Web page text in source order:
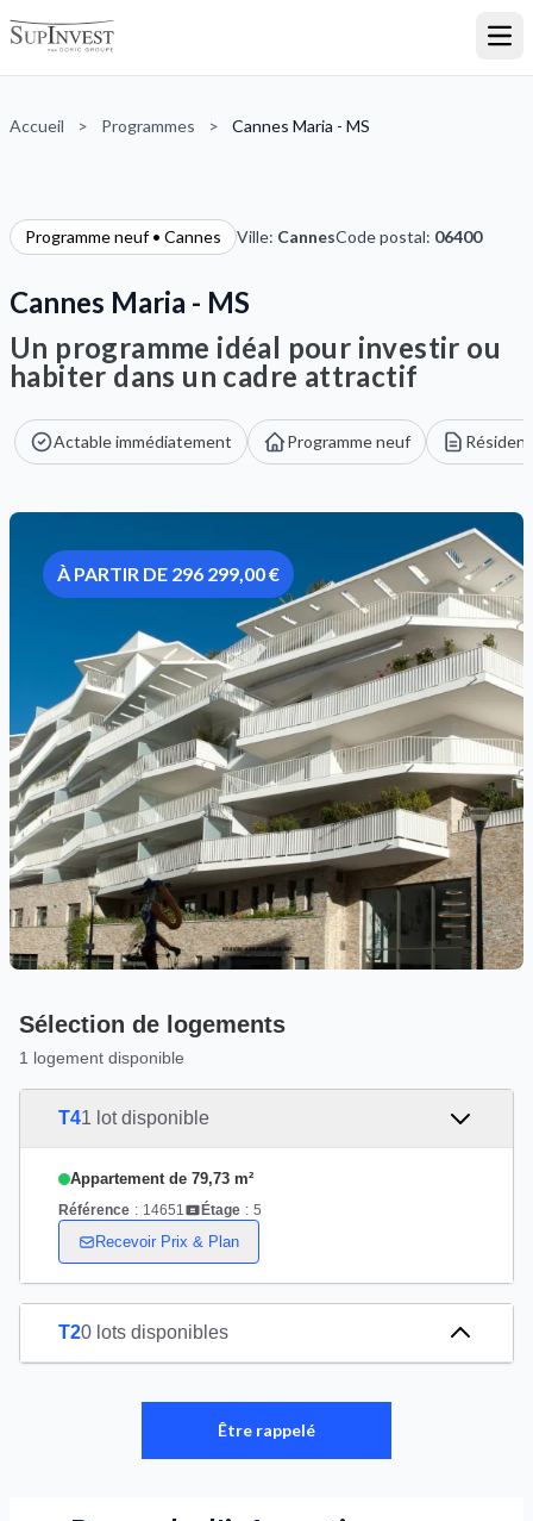
Accueil > Programmes > Cannes Maria - MS
Programme neuf • Cannes Ville: CannesCode postal: 06400
Cannes Maria - MS
Un programme idéal pour investir ou
habiter dans un cadre attractif
Actable immédiatement Programme neuf
À PARTIR DE 296 299,00 €
Sélection de logements
1 logement disponible
T41 lot disponible
Appartement de 79,73 m²
Référence : 14651 Étage : 5
Recevoir Prix & Plan
T20 lots disponibles
Être rappelé